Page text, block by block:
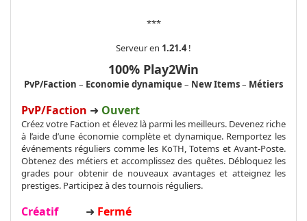
***
Serveur en 1.21.4!
100% Play2Win
PvP/Faction – Economie dynamique – New Items– Métiers
PvP/Faction ➜ Ouvert
Créez votre Faction et élevez là parmi les meilleurs. Devenez riche
à l’aide d’une économie complète et dynamique. Remportez les
événements réguliers comme les KoTH, Totems et Avant-Poste.
Obtenez des métiers et accomplissez des quêtes. Débloquez les
grades pour obtenir de nouveaux avantages et atteignez les
prestiges. Participez à des tournois réguliers.
Créatif➜ Fermé